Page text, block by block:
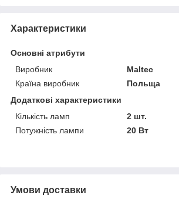
Характеристики
Основні атрибути
Виробник
Maltec
Країна виробник
Польща
Додаткові характеристики
Кількість ламп
2 шт.
Потужність лампи
20 Вт
Умови доставки